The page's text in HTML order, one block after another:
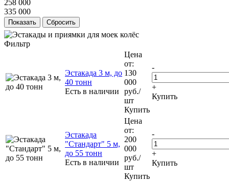
258 000
335 000
Сбросить
Фильтр
Эстакада 3 м, до
40 тонн
Есть в наличии
Цена
от:
130
000
руб./
шт
Купить
-
+
Купить
Эстакада
"Стандарт" 5 м,
до 55 тонн
Есть в наличии
Цена
от:
200
000
руб./
шт
Купить
-
+
Купить